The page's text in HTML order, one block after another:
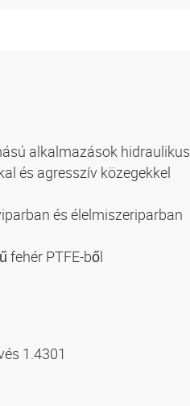
alkalmazások hidraulikus
és agresszív közegekkel
és élelmiszeriparban
fehér PTFE-ből
1.4301